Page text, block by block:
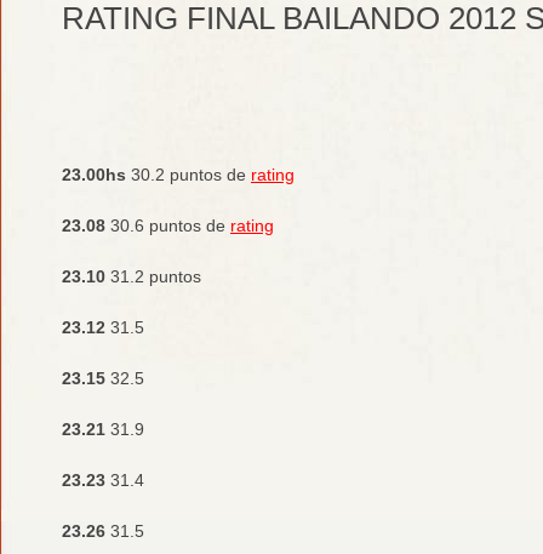
RATING FINAL BAILANDO 2012
23.00hs 30.2 puntos de rating
23.08 30.6 puntos de rating
23.10 31.2 puntos
23.12 31.5
23.15 32.5
23.21 31.9
23.23 31.4
23.26 31.5